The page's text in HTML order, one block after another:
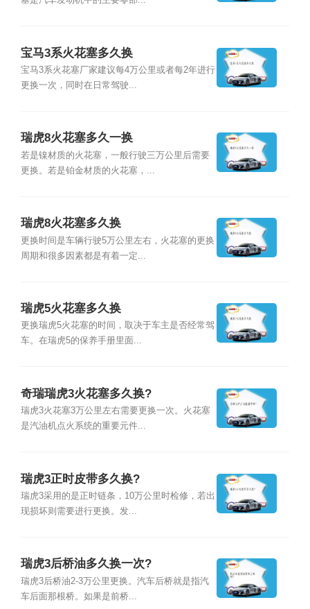
宝马3系火花塞多久换
宝马3系火花塞厂家建议每4万公里或者每2年进行
更换一次，同时在日常驾驶...
瑞虎8火花塞多久一换
若是镍材质的火花塞，一般行驶三万公里后需要
更换。若是铂金材质的火花塞，...
瑞虎8火花塞多久换
更换时间是车辆行驶5万公里左右，火花塞的更换
周期和很多因素都是有着一定...
瑞虎5火花塞多久换
更换瑞虎5火花塞的时间，取决于车主是否经常驾
车。在瑞虎5的保养手册里面...
奇瑞瑞虎3火花塞多久换?
瑞虎3火花塞3万公里左右需要更换一次。火花塞
是汽油机点火系统的重要元件...
瑞虎3正时皮带多久换?
瑞虎3采用的是正时链条，10万公里时检修，若出
现损坏则需要进行更换。发...
瑞虎3后桥油多久换一次?
瑞虎3后桥油2-3万公里更换。汽车后桥就是指汽
车后面那根桥。如果是前桥...